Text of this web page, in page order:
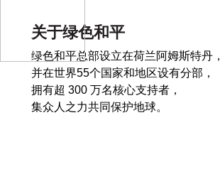
关于绿色和平
绿色和平总部设立在荷兰阿姆斯特丹，
并在世界55个国家和地区设有分部，
拥有超 300 万名核心支持者，
集众人之力共同保护地球。